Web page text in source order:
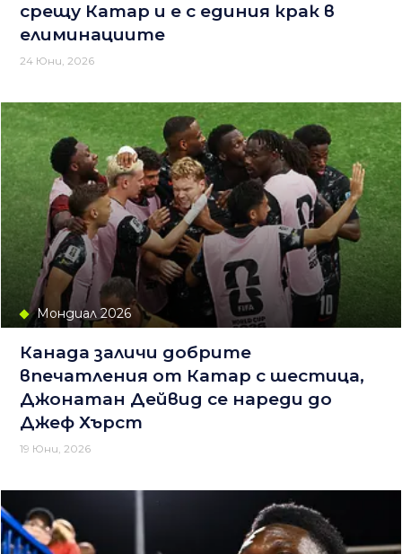
срещу Катар и е с единия крак в
елиминациите
24 Юни, 2026
Мондиал 2026
Канада заличи добрите
впечатления от Катар с шестица,
Джонатан Дейвид се нареди до
Джеф Хърст
19 Юни, 2026